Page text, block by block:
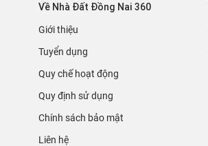
Về Nhà Đất Đồng Nai 360
Giới thiệu
Tuyển dụng
Quy chế hoạt động
Quy định sử dụng
Chính sách bảo mật
Liên hệ